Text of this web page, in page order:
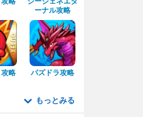
ーナル攻略
略 パズドラ攻略
もっとみる